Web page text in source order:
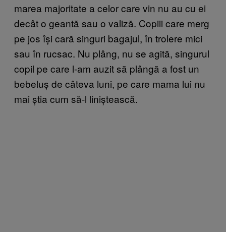
marea majoritate a celor care vin nu au cu ei
decât o geantă sau o valiză. Copiii care merg
pe jos își cară singuri bagajul, în trolere mici
sau în rucsac. Nu plâng, nu se agită, singurul
copil pe care l-am auzit să plângă a fost un
bebeluș de câteva luni, pe care mama lui nu
mai știa cum să-l liniștească.